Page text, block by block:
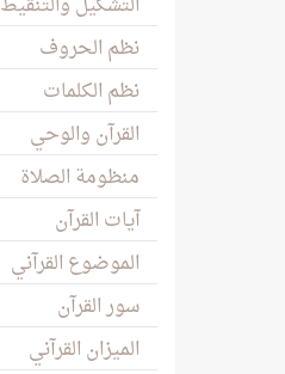
نظم الحروف
نظم الكلمات
القرآن والوحي
منظومة الصلاة
آيات القرآن
الموضوع القرآني
سور القرآن
الميزان القرآني